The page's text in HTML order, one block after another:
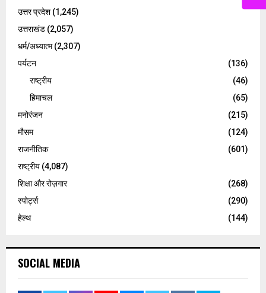
उत्तर प्रदेश(1,245)
उत्तराखंड (2,057)
धर्म/अध्यात्म(2,307)
पर्यटन
(136)
राष्ट्रीय
(46)
हिमाचल
(65)
मनोरंजन
(215)
मौसम
(124)
राजनीतिक
(601)
राष्ट्रीय (4,087)
शिक्षा और रोज़गार
(268)
स्पोर्ट्स
(290)
हेल्थ
(144)
SOCIAL MEDIA